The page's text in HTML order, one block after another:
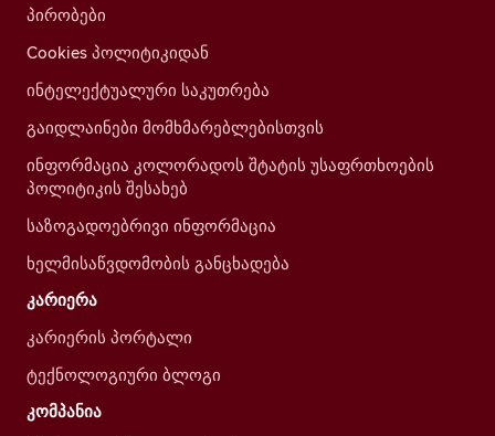
პირობები
Cookies პოლიტიკიდან
ინტელექტუალური საკუთრება
გაიდლაინები მომხმარებლებისთვის
ინფორმაცია კოლორადოს შტატის უსაფრთხოების
პოლიტიკის შესახებ
საზოგადოებრივი ინფორმაცია
ხელმისაწვდომობის განცხადება
კარიერა
კარიერის პორტალი
ტექნოლოგიური ბლოგი
კომპანია